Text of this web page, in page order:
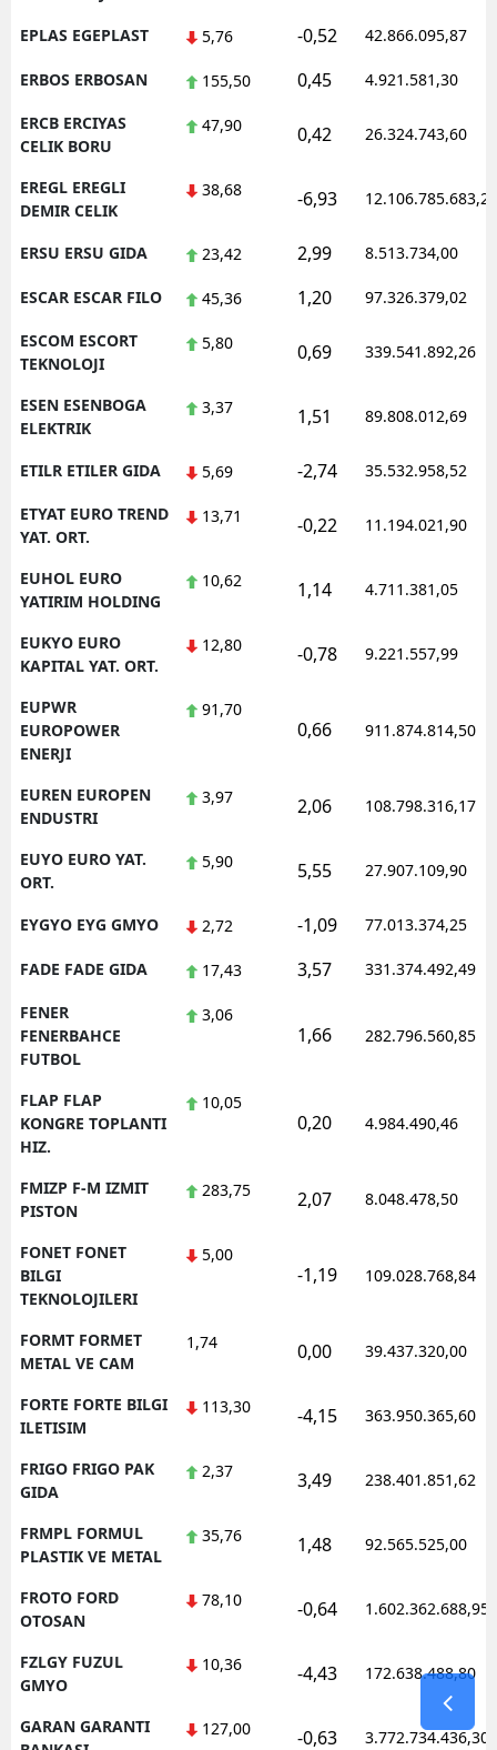
EPLAS EGEPLAST 5,76 -0,52 42.866.095,87
ERBOS ERBOSAN 155,50 0,45 4.921.581,30
ERCB ERCIYAS
CELIK BORU
47,90 0,42 26.324.743,60
EREGL EREGLI
DEMIR CELIK
38,68 -6,93 12.106.785.683,20
ERSU ERSU GIDA 23,42 2,99 8.513.734,00
ESCAR ESCAR FILO 45,36 1,20 97.326.379,02
ESCOM ESCORT
TEKNOLOJI
5,80 0,69 339.541.892,26
ESEN ESENBOGA
ELEKTRIK
3,37 1,51 89.808.012,69
ETILR ETILER GIDA 5,69 -2,74 35.532.958,52
ETYAT EURO TREND
YAT. ORT.
13,71 -0,22 11.194.021,90
EUHOL EURO
YATIRIM HOLDING
10,62 1,14 4.711.381,05
EUKYO EURO
KAPITAL YAT. ORT.
12,80 -0,78 9.221.557,99
EUPWR
EUROPOWER
ENERJI
91,70
0,66 911.874.814,50
EUREN EUROPEN
ENDUSTRI
3,97 2,06 108.798.316,17
EUYO EURO YAT.
ORT.
5,90 5,55 27.907.109,90
EYGYO EYG GMYO 2,72 -1,09 77.013.374,25
FADE FADE GIDA 17,43 3,57 331.374.492,49
FENER
FENERBAHCE
FUTBOL
3,06
1,66 282.796.560,85
FLAP FLAP
KONGRE TOPLANTI
HIZ.
10,05
0,20 4.984.490,46
FMIZP F-M IZMIT
PISTON
283,75 2,07 8.048.478,50
FONET FONET
BILGI
TEKNOLOJILERI
5,00
-1,19 109.028.768,84
FORMT FORMET
METAL VE CAM
1,74 0,00 39.437.320,00
FORTE FORTE BILGI
ILETISIM
113,30 -4,15 363.950.365,60
FRIGO FRIGO PAK
GIDA
2,37 3,49 238.401.851,62
FRMPL FORMUL
PLASTIK VE METAL
35,76 1,48 92.565.525,00
FROTO FORD
OTOSAN
78,10 -0,64 1.602.362.688,95
FZLGY FUZUL
GMYO
10,36 -4,43 172.638.488,80
GARAN GARANTI
127,00 -0,63 3.772.734.436,30